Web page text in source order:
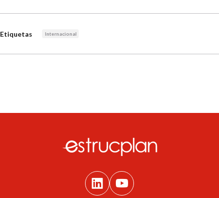
Etiquetas Internacional